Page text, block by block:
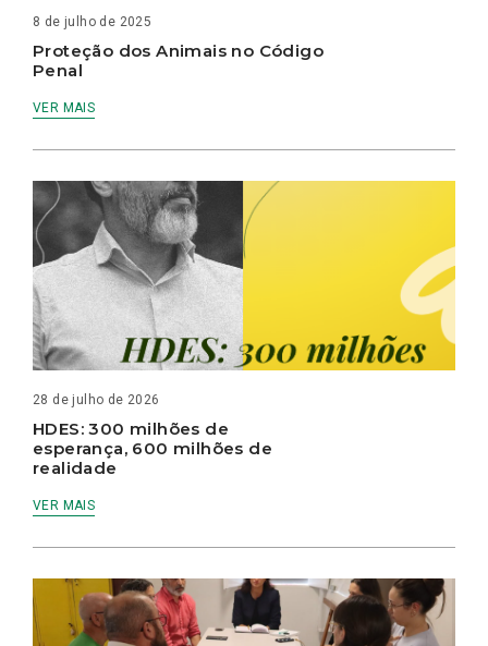
8 de julho de 2025
Proteção dos Animais no Código
Penal
VER MAIS
28 de julho de 2026
HDES: 300 milhões de
esperança, 600 milhões de
realidade
VER MAIS